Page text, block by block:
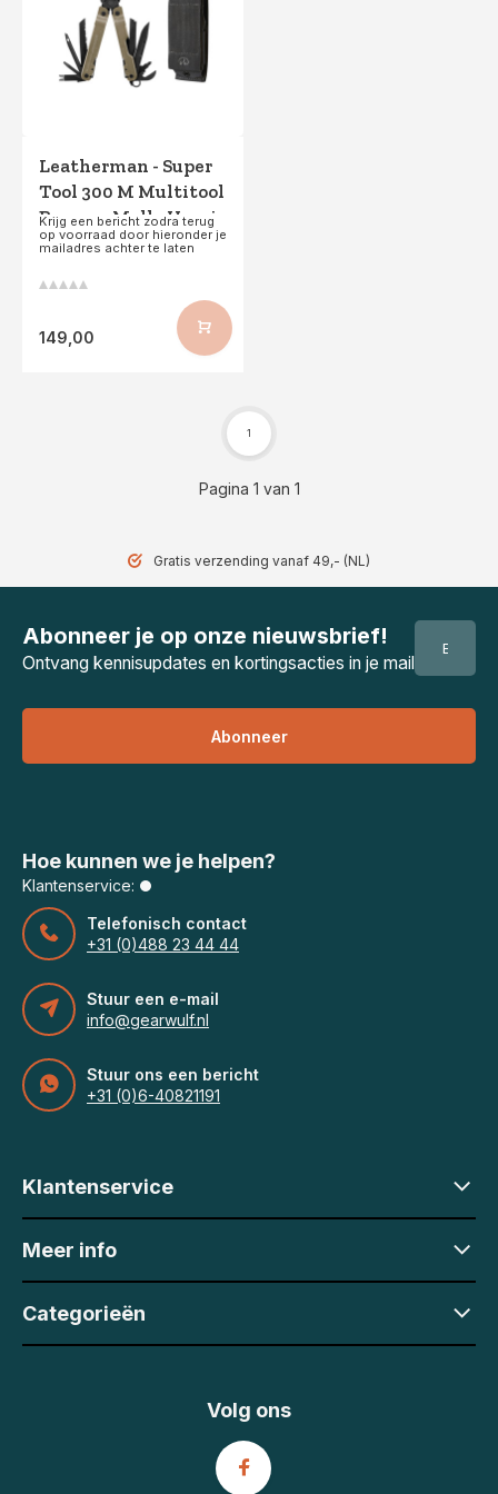
Leatherman - Super
Tool 300 M Multitool
Brown + Molle Hoesje
Black
Krijg een bericht zodra terug
op voorraad door hieronder je
mailadres achter te laten
149,00
Pagina 1 van 1
1
Gratis verzending vanaf 49,- (NL)
Abonneer je op onze nieuwsbrief!
Ontvang kennisupdates en kortingsacties in je mail
Abonneer
Hoe kunnen we je helpen?
Klantenservice:
Telefonisch contact
+31 (0)488 23 44 44
Stuur een e-mail
info@gearwulf.nl
Stuur ons een bericht
+31 (0)6-40821191
Klantenservice
Meer info
Categorieën
Volg ons